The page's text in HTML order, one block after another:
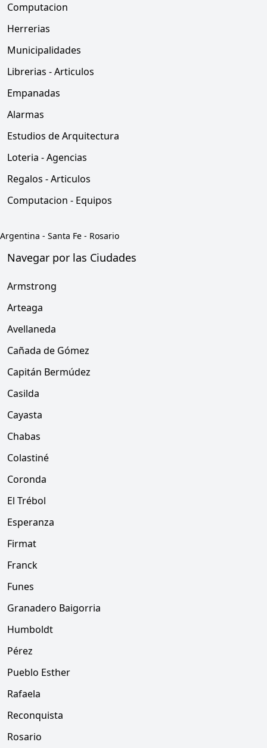
Computacion
Herrerias
Municipalidades
Librerias - Articulos
Empanadas
Alarmas
Estudios de Arquitectura
Loteria - Agencias
Regalos - Articulos
Computacion - Equipos
Argentina - Santa Fe - Rosario
Navegar por las Ciudades
Armstrong
Arteaga
Avellaneda
Cañada de Gómez
Capitán Bermúdez
Casilda
Cayasta
Chabas
Colastiné
Coronda
El Trébol
Esperanza
Firmat
Franck
Funes
Granadero Baigorria
Humboldt
Pérez
Pueblo Esther
Rafaela
Reconquista
Rosario